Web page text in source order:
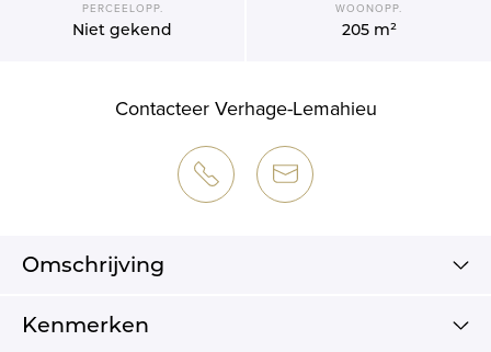
PERCEELOPP.
Niet gekend
WOONOPP.
205 m²
Contacteer Verhage-Lemahieu
Omschrijving
Kenmerken